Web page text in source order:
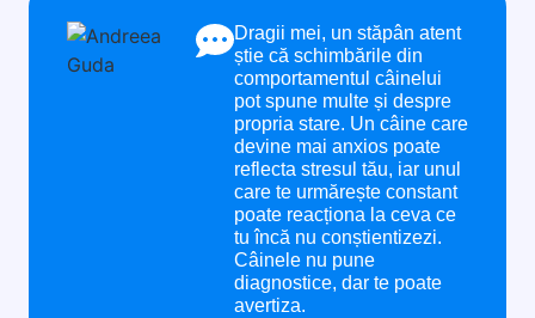
Dragii mei, un stăpân atent
știe că schimbările din
comportamentul câinelui
pot spune multe și despre
propria stare. Un câine care
devine mai anxios poate
reflecta stresul tău, iar unul
care te urmărește constant
poate reacționa la ceva ce
tu încă nu conștientizezi.
Câinele nu pune
diagnostice, dar te poate
avertiza.